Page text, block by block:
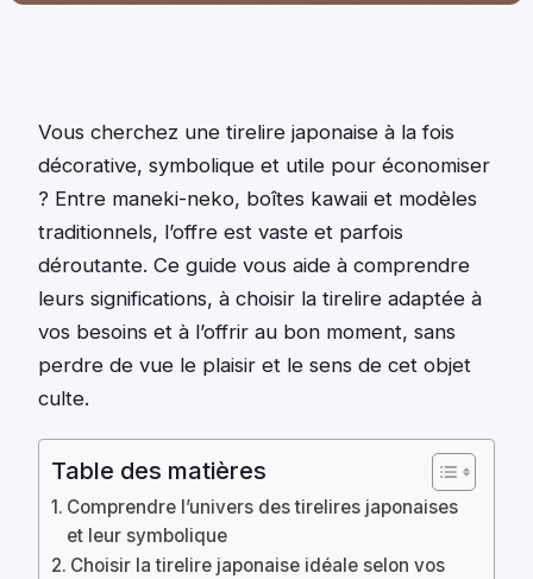
Vous cherchez une tirelire japonaise à la fois
décorative, symbolique et utile pour économiser
? Entre maneki-neko, boîtes kawaii et modèles
traditionnels, l’offre est vaste et parfois
déroutante. Ce guide vous aide à comprendre
leurs significations, à choisir la tirelire adaptée à
vos besoins et à l’offrir au bon moment, sans
perdre de vue le plaisir et le sens de cet objet
culte.
Table des matières
Comprendre l’univers des tirelires japonaises
et leur symbolique
Choisir la tirelire japonaise idéale selon vos